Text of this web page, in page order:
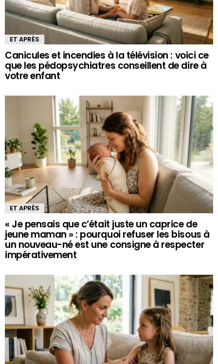
ET APRÈS
Canicules et incendies à la télévision : voici ce
que les pédopsychiatres conseillent de dire à
votre enfant
ET APRÈS
« Je pensais que c’était juste un caprice de
jeune maman » : pourquoi refuser les bisous à
un nouveau-né est une consigne à respecter
impérativement